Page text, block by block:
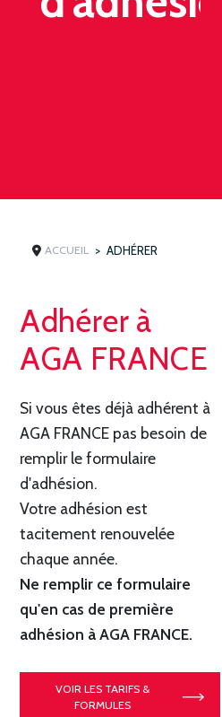
ACCUEIL ADHÉRER
Adhérer à
AGA FRANCE
Si vous êtes déjà adhérent à
AGA FRANCE pas besoin de
remplir le formulaire
d'adhésion.
Votre adhésion est
tacitement renouvelée
chaque année.
Ne remplir ce formulaire
qu'en cas de première
adhésion à AGA FRANCE.
VOIR LES TARIFS &
FORMULES